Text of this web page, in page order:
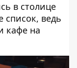
в столице
список, ведь
кафе на